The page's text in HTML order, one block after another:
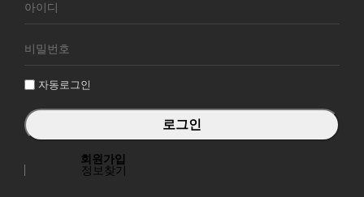
원
그
자동로그인
회원가입
정보찾기